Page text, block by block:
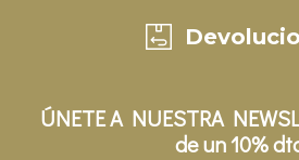
ÚNETE A NUESTRA
de un 10%